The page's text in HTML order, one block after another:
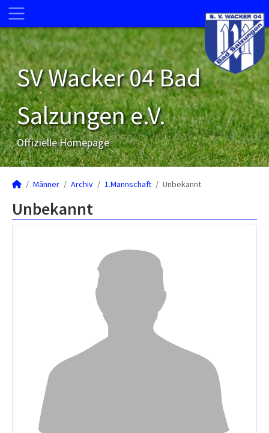
SV Wacker 04 Bad
Salzungen e.V.
Offizielle Homepage
Männer Archiv 1.Mannschaft Unbekannt
Unbekannt